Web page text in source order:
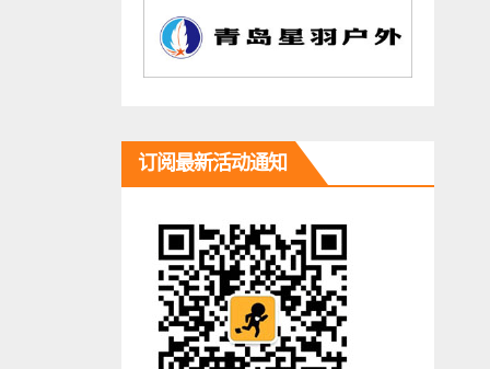
订阅最新活动通知